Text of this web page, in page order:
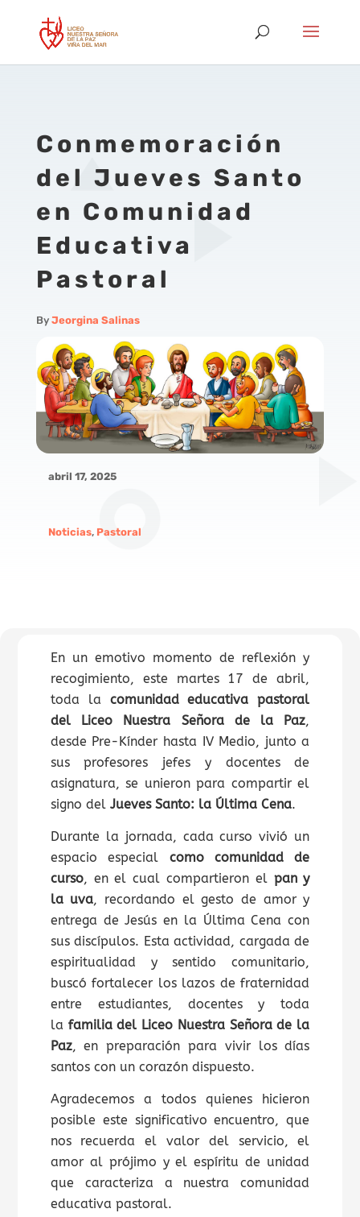
Conmemoración
del Jueves Santo
en Comunidad
Educativa
Pastoral
By Jeorgina Salinas
abril 17, 2025
Noticias, Pastoral
En un emotivo momento de reflexión y
recogimiento, este martes 17 de abril,
toda la comunidad educativa pastoral
del Liceo Nuestra Señora de la Paz,
desde Pre-Kínder hasta IV Medio, junto a
sus profesores jefes y docentes de
asignatura, se unieron para compartir el
signo del Jueves Santo: la Última Cena.
Durante la jornada, cada curso vivió un
espacio especial como comunidad de
curso, en el cual compartieron el pan y
la uva, recordando el gesto de amor y
entrega de Jesús en la Última Cena con
sus discípulos. Esta actividad, cargada de
espiritualidad y sentido comunitario,
buscó fortalecer los lazos de fraternidad
entre estudiantes, docentes y toda
la familia del Liceo Nuestra Señora de la
Paz, en preparación para vivir los días
santos con un corazón dispuesto.
Agradecemos a todos quienes hicieron
posible este significativo encuentro, que
nos recuerda el valor del servicio, el
amor al prójimo y el espíritu de unidad
que caracteriza a nuestra comunidad
educativa pastoral.